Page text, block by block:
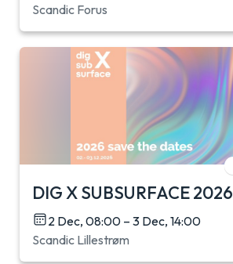
Scandic Forus
DIG X SUBSURFACE 2026
2 Dec, 08:00 – 3 Dec, 14:00
Scandic Lillestrøm